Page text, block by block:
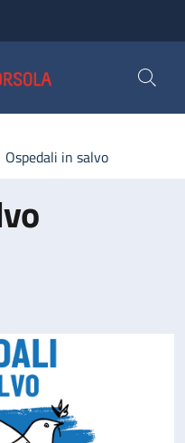
Ospedali in salvo